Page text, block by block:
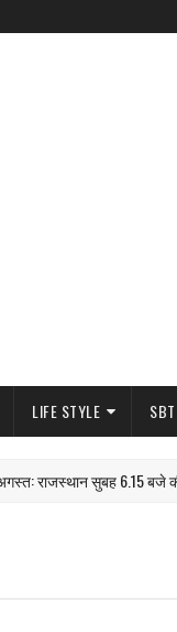
LIFE STYLE
सुबह 6.15 बजे की 15